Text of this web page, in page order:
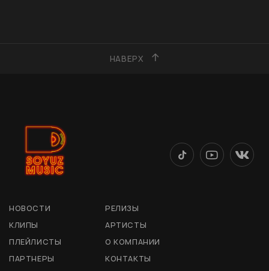
НАВЕРХ
НОВОСТИ
РЕЛИЗЫ
КЛИПЫ
АРТИСТЫ
ПЛЕЙЛИСТЫ
О КОМПАНИИ
ПАРТНЕРЫ
КОНТАКТЫ